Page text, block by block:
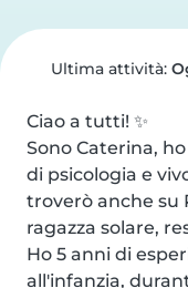
Ultima attività:
Ciao a tutti! ✨
Sono Caterina,
di psicologia e
troverò anche su
ragazza solare,
Ho 5 anni di
all'infanzia,